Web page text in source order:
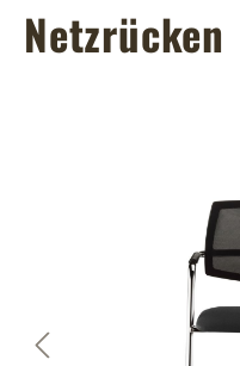
Netzrücken
Bildergalerie